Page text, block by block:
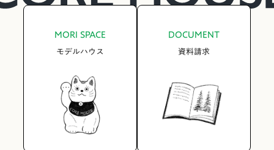
MORI SPACE
モデルハウス
DOCUMENT
資料請求